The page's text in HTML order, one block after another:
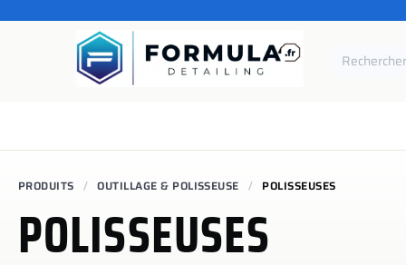
SE RENDRE AU CONTENU
PRODUITS OUTILLAGE & POLISSEUSE POLISSEUSES
POLISSEUSES